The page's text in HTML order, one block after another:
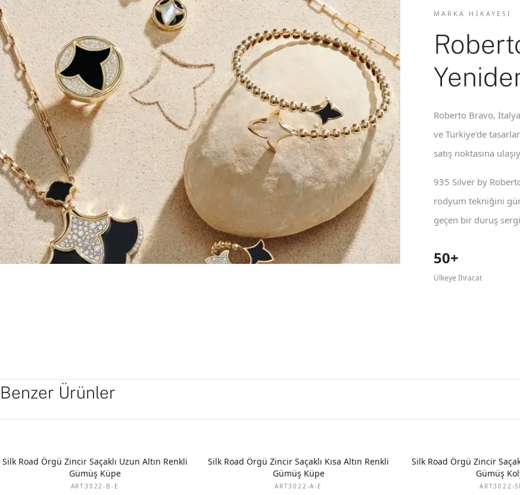
MARKA HIKAYESI
Roberto Bravo,
ve Türkiye'de
satış noktasına
935 Silver by
rodyum tekniğini
geçen bir duruş
50+
Ülkeye İhracat
Benzer Ürünler
Silk Road Örgü Zincir Saçaklı Uzun Altın Renkli
Gümüş Küpe
ART3022-B-E
Silk Road Örgü Zincir Saçaklı Kısa Altın Renkli
Gümüş Küpe
ART3022-A-E
Silk Road Örgü Zincir
Gümüş
ART3022-